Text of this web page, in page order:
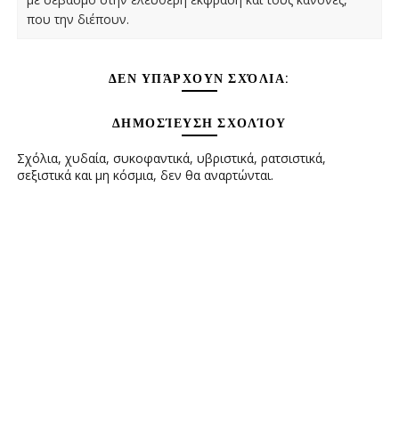
που την διέπουν.
ΔΕΝ ΥΠΆΡΧΟΥΝ ΣΧΌΛΙΑ:
ΔΗΜΟΣΊΕΥΣΗ ΣΧΟΛΊΟΥ
Σχόλια, χυδαία, συκοφαντικά, υβριστικά, ρατσιστικά,
σεξιστικά και μη κόσμια, δεν θα αναρτώνται.